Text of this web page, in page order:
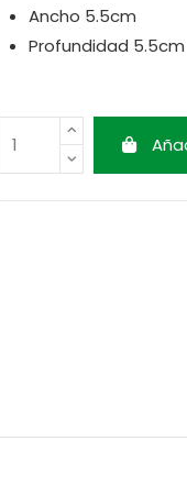
Ancho 5.5cm
Profundidad 5.5cm